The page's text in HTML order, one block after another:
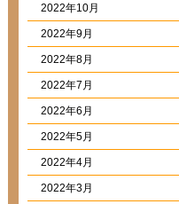
2022年10月
2022年9月
2022年8月
2022年7月
2022年6月
2022年5月
2022年4月
2022年3月